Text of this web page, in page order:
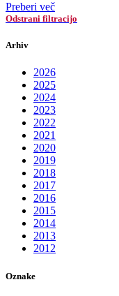
Preberi več
Odstrani filtracijo
Arhiv
2026
2025
2024
2023
2022
2021
2020
2019
2018
2017
2016
2015
2014
2013
2012
Oznake